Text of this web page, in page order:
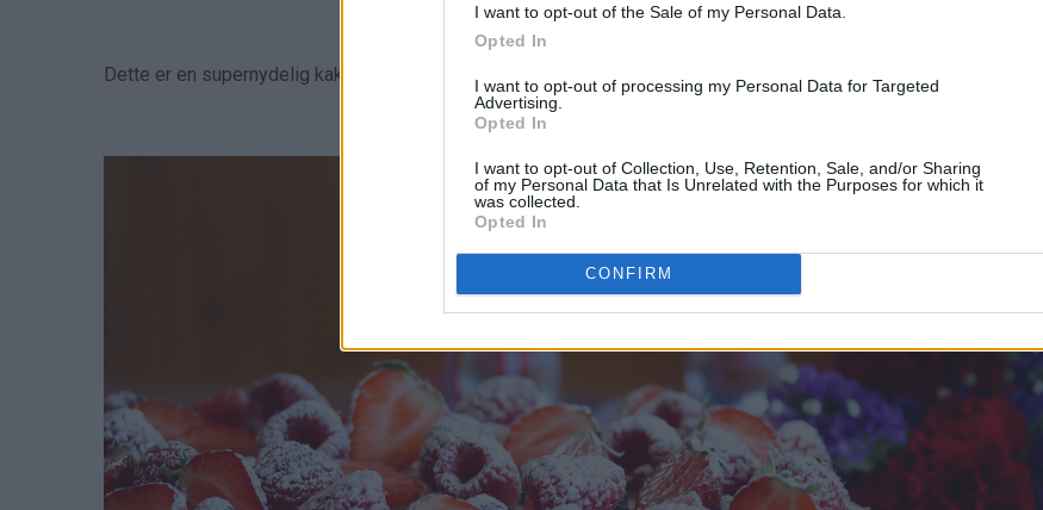
I want to opt-out of the Sale of my Personal Data.
Opted In
I want to opt-out of processing my Personal Data for Targeted
Advertising.
Opted In
I want to opt-out of Collection, Use, Retention, Sale, and/or Sharing
of my Personal Data that Is Unrelated with the Purposes for which it
was collected.
Opted In
CONFIRM
Dette er en supernydelig kake bestående av to lag myk vaniljemarengs som fylles med pisket krem og friske bær.